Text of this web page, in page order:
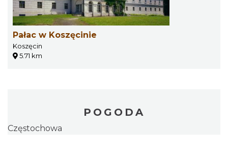
Pałac w Koszęcinie
Koszęcin
5.71 km
POGODA
Częstochowa